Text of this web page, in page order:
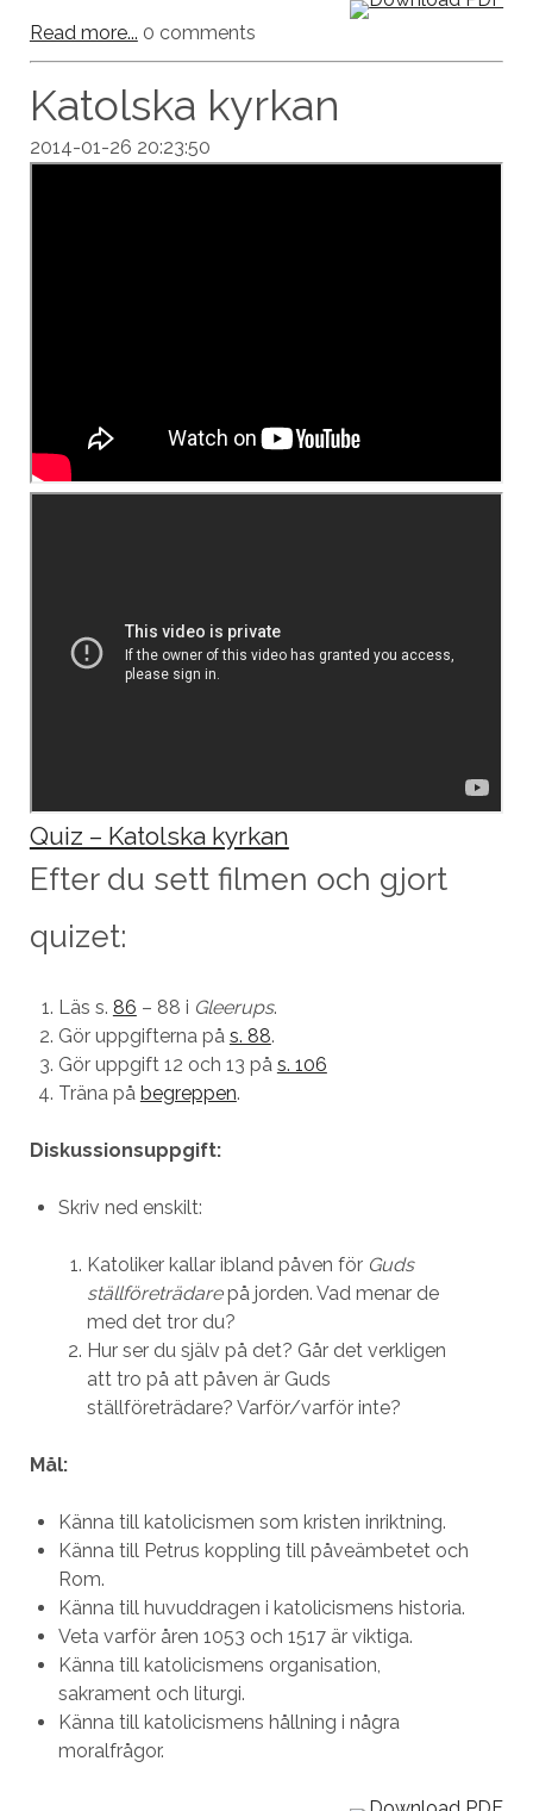
Read more... 0 comments
Katolska kyrkan
2014-01-26 20:23:50
Quiz – Katolska kyrkan
Efter du sett filmen och gjort
quizet:
Läs s. 86 – 88 i Gleerups.
Gör uppgifterna på s. 88.
Gör uppgift 12 och 13 på s. 106
Träna på begreppen.
Diskussionsuppgift:
Skriv ned enskilt:
Katoliker kallar ibland påven för Guds
ställföreträdarepå jorden. Vad menar de
med det tror du?
Hur ser du själv på det? Går det verkligen
att tro på att påven är Guds
ställföreträdare? Varför/varför inte?
Mål:
Känna till katolicismen som kristen inriktning.
Känna till Petrus koppling till påveämbetet och
Rom.
Känna till huvuddragen i katolicismens historia.
Veta varför åren 1053 och 1517 är viktiga.
Känna till katolicismens organisation,
sakrament och liturgi.
Känna till katolicismens hållning i några
moralfrågor.